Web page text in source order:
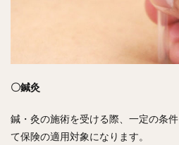
〇鍼灸
鍼・灸の施術を受ける際、一定の条
て保険の適用対象になります。